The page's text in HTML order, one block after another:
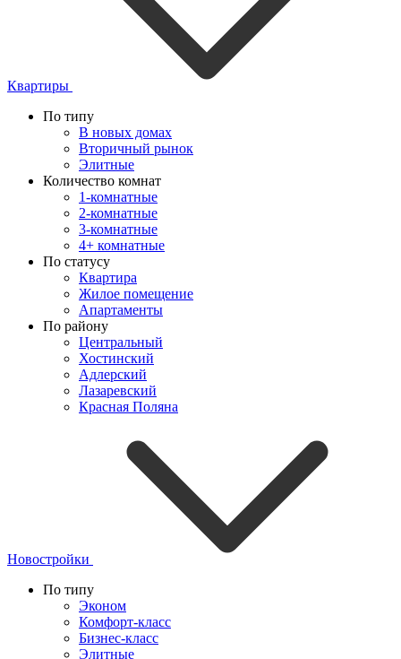
Квартиры
По типу
В новых домах
Вторичный рынок
Элитные
Количество комнат
1-комнатные
2-комнатные
3-комнатные
4+ комнатные
По статусу
Квартира
Жилое помещение
Апартаменты
По району
Центральный
Хостинский
Адлерский
Лазаревский
Красная Поляна
Новостройки
По типу
Эконом
Комфорт-класс
Бизнес-класс
Элитные